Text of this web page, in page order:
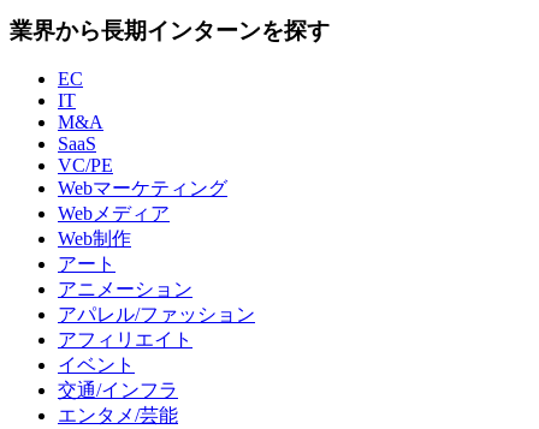
業界から長期インターンを探す
EC
IT
M&A
SaaS
VC/PE
Webマーケティング
Webメディア
Web制作
アート
アニメーション
アパレル/ファッション
アフィリエイト
イベント
交通/インフラ
エンタメ/芸能